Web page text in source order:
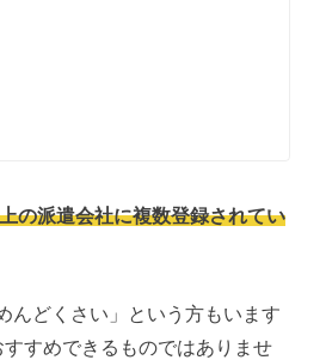
の派遣会社に複数登録されてい
んどくさい」という方もいます
すめできるものではありませ